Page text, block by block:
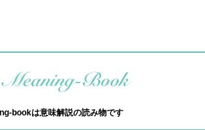
bookは意味解説の読み物です